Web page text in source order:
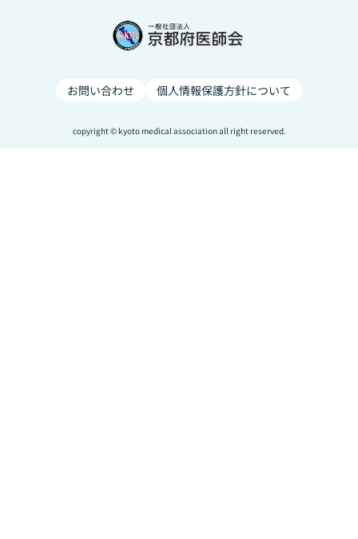
お問い合わせ 個人情報保護方針について
copyright © kyoto medical association all right reserved.